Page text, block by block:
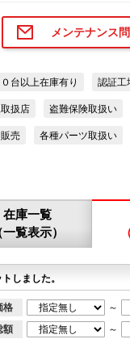
メンテナンス
０台以上在庫有り 認証工
扱店 盗難保険取扱い
売 各種パーツ取扱い
在庫一覧
一覧表示）
しました。
格 ～
額
～